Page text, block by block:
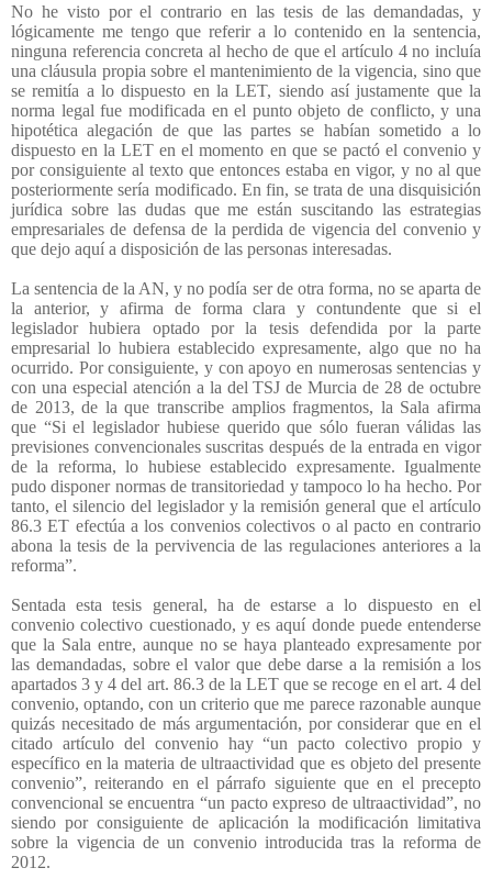
No he visto por el contrario en las tesis de las demandadas, y
lógicamente me tengo que referir a lo contenido en la sentencia,
ninguna referencia concreta al hecho de que el artículo 4 no incluía
una cláusula propia sobre el mantenimiento de la vigencia, sino que
se remitía a lo dispuesto en la LET, siendo así justamente que la
norma legal fue modificada en el punto objeto de conflicto, y una
hipotética alegación de que las partes se habían sometido a lo
dispuesto en la LET en el momento en que se pactó el convenio y
por consiguiente al texto que entonces estaba en vigor, y no al que
posteriormente sería modificado. En fin, se trata de una disquisición
jurídica sobre las dudas que me están suscitando las estrategias
empresariales de defensa de la perdida de vigencia del convenio y
que dejo aquí a disposición de las personas interesadas.
La sentencia de la AN, y no podía ser de otra forma, no se aparta de
la anterior, y afirma de forma clara y contundente que si el
legislador hubiera optado por la tesis defendida por la parte
empresarial lo hubiera establecido expresamente, algo que no ha
ocurrido. Por consiguiente, y con apoyo en numerosas sentencias y
con una especial atención a la del TSJ de Murcia de 28 de octubre
de 2013, de la que transcribe amplios fragmentos, la Sala afirma
que “Si el legislador hubiese querido que sólo fueran válidas las
previsiones convencionales suscritas después de la entrada en vigor
de la reforma, lo hubiese establecido expresamente. Igualmente
pudo disponer normas de transitoriedad y tampoco lo ha hecho. Por
tanto, el silencio del legislador y la remisión general que el artículo
86.3 ET efectúa a los convenios colectivos o al pacto en contrario
abona la tesis de la pervivencia de las regulaciones anteriores a la
reforma”.
Sentada esta tesis general, ha de estarse a lo dispuesto en el
convenio colectivo cuestionado, y es aquí donde puede entenderse
que la Sala entre, aunque no se haya planteado expresamente por
las demandadas, sobre el valor que debe darse a la remisión a los
apartados 3 y 4 del art. 86.3 de la LET que se recoge en el art. 4 del
convenio, optando, con un criterio que me parece razonable aunque
quizás necesitado de más argumentación, por considerar que en el
citado artículo del convenio hay “un pacto colectivo propio y
específico en la materia de ultraactividad que es objeto del presente
convenio”, reiterando en el párrafo siguiente que en el precepto
convencional se encuentra “un pacto expreso de ultraactividad”, no
siendo por consiguiente de aplicación la modificación limitativa
sobre la vigencia de un convenio introducida tras la reforma de
2012.